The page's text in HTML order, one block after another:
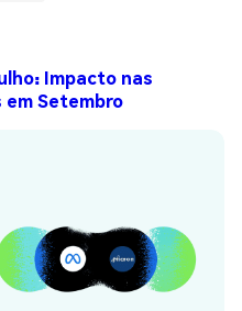
Impacto nas
Setembro